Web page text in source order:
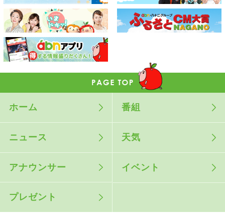
ホーム 番組
ニュース 天気
アナウンサー イベント
プレゼント